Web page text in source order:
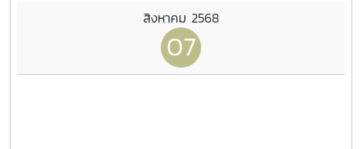
สิงหาคม 2568
07